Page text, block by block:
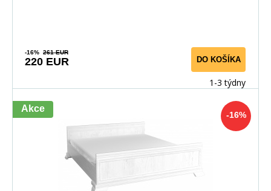
-16% 261 EUR
220 EUR DO KOŠÍKA
1-3 týdny
-16%
Akce